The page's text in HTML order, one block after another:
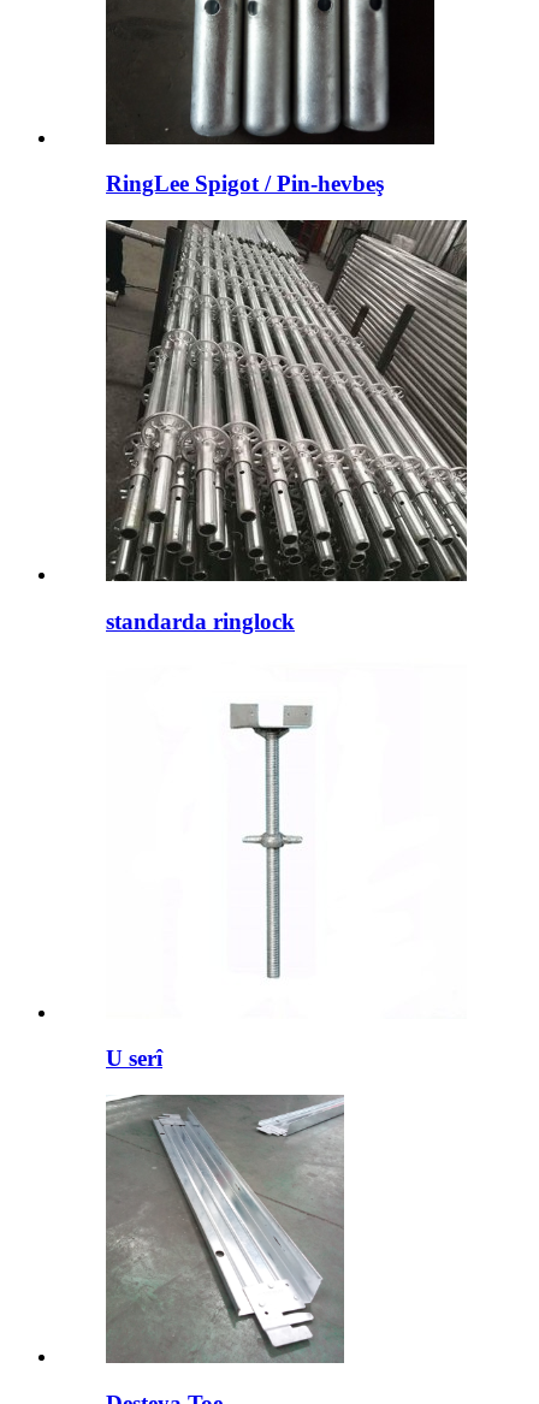
RingLee Spigot / Pin-hevbeş
standarda ringlock
U serî